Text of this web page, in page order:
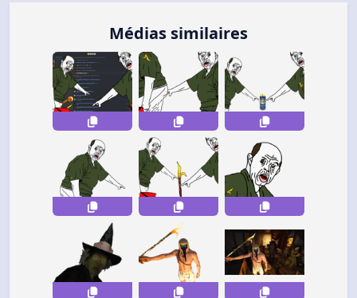
Médias similaires